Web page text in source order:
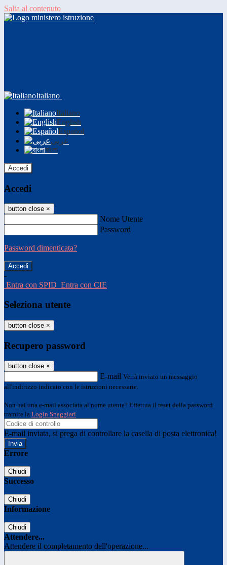
Salta al contenuto
Italiano
Italiano
English
Español
عربى
বাংলা
Accedi
Accedi
button close ×
Nome Utente
Password
Password dimenticata?
-
Entra con SPID Entra con CIE
Seleziona utente
button close ×
Recupero password
button close ×
E-mail Verrà inviato un messaggio
all'indirizzo indicato con le istruzioni necessarie.
Non hai una e-mail associata al nome utente? Effettua il reset della password
tramite la Login Spaggiari
E-mail inviata, si prega di controllare la casella di posta elettronica!
Errore
Chiudi
Successo
Chiudi
Informazione
Chiudi
Attendere...
Attendere il completamento dell'operazione...